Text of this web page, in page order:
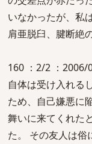
いなかったが、私
肩亜脱臼、腱断絶
160 ：2/2 ：2006/
自体は受け入れる
ため、自己嫌悪に
舞いに来てくれた
た。 その友人は俗